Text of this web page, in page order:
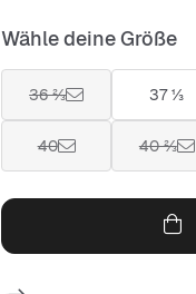
Wähle deine Größe
36 ⅔ 37 ⅓
40 40 ⅔